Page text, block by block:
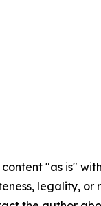
content "as is"
legality,